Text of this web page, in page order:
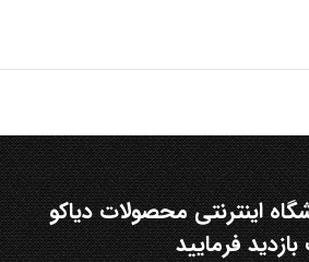
اینترنتی محصولات دیاکو
فرمایید